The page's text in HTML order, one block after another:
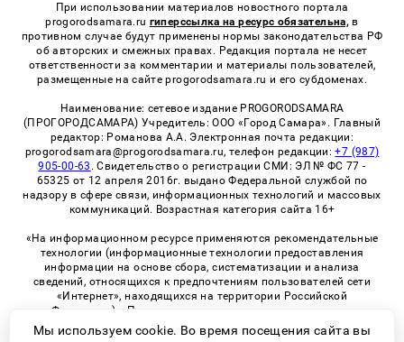
При использовании материалов новостного портала
progorodsamara.ru гиперссылка на ресурс обязательна, в
противном случае будут применены нормы законодательства РФ
об авторских и смежных правах. Редакция портала не несет
ответственности за комментарии и материалы пользователей,
размещенные на сайте progorodsamara.ru и его субдоменах.
Наименование: сетевое издание PROGORODSAMARA
(ПРОГОРОДСАМАРА) Учредитель: ООО «Город Самара». Главный
редактор: Романова А.А. Электронная почта редакции:
progorodsamara@progorodsamara.ru, телефон редакции:+7 (987)
905-00-63 . Свидетельство о регистрации СМИ: ЭЛ № ФС 77 -
65325 от 12 апреля 2016г. выдано Федеральной службой по
надзору в сфере связи, информационных технологий и массовых
коммуникаций. Возрастная категория сайта 16+
«На информационном ресурсе применяются рекомендательные
технологии (информационные технологии предоставления
информации на основе сбора, систематизации и анализа
сведений, относящихся к предпочтениям пользователей сети
«Интернет», находящихся на территории Российской
Федерации)». Правила применения рекомендательных
технологий в виджетах рекламно-обменной сети
«СМИ2» (PDF)
Мы используем cookie. Во время посещения сайта вы